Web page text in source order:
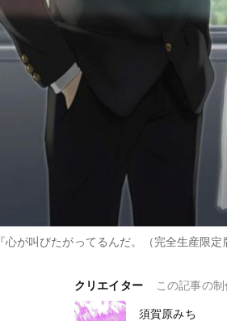
『心が叫びたがってるんだ。（完全生産限
クリエイター この記事の
須賀原みち